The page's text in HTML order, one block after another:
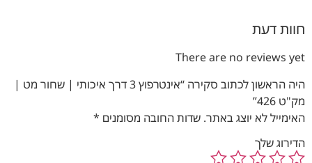
חוות דעת
There are no reviews yet
היה הראשון לכתוב סקירה “אינטרפוץ 3 דרך איכותי | שחור מט |
מק"ט 426”
האימייל לא יוצג באתר. שדות החובה מסומנים *
הדירוג שלך